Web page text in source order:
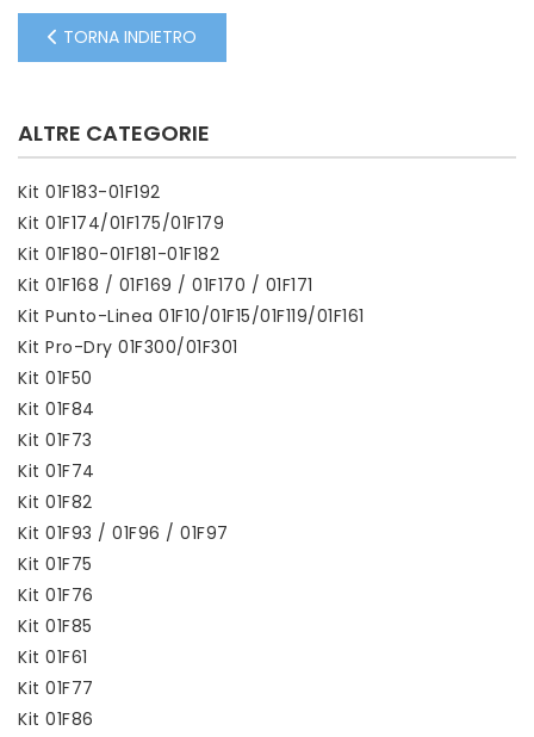
TORNA INDIETRO
ALTRE CATEGORIE
Kit 01F183-01F192
Kit 01F174/01F175/01F179
Kit 01F180-01F181-01F182
Kit 01F168 / 01F169 / 01F170 / 01F171
Kit Punto-Linea 01F10/01F15/01F119/01F161
Kit Pro-Dry 01F300/01F301
Kit 01F50
Kit 01F84
Kit 01F73
Kit 01F74
Kit 01F82
Kit 01F93 / 01F96 / 01F97
Kit 01F75
Kit 01F76
Kit 01F85
Kit 01F61
Kit 01F77
Kit 01F86